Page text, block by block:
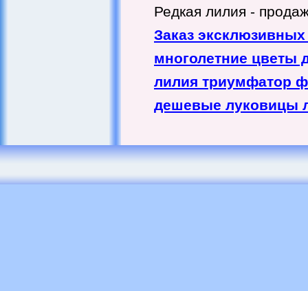
Редкая лилия -
Заказ
многолетние цветы
лилия триумфатор
дешевые луковицы